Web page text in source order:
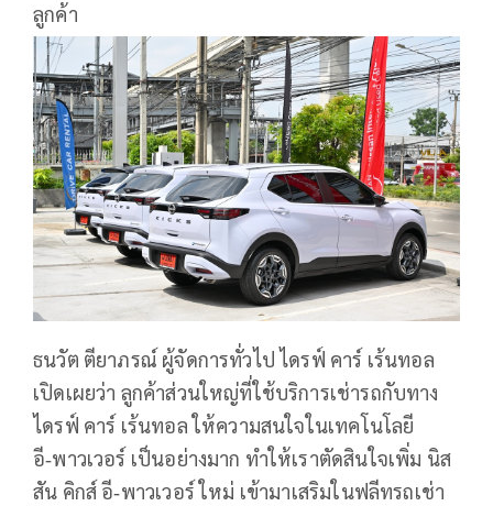
ลูกค้า
ธนวัต ตียาภรณ์ ผู้จัดการทั่วไป ไดรฟ์ คาร์ เร้นทอล
เปิดเผยว่า ลูกค้าส่วนใหญ่ที่ใช้บริการเช่ารถกับทาง
ไดรฟ์ คาร์ เร้นทอล ให้ความสนใจในเทคโนโลยี
อี‑พาวเวอร์ เป็นอย่างมาก ทำให้เราตัดสินใจเพิ่ม นิส
สัน คิกส์ อี‑พาวเวอร์ ใหม่ เข้ามาเสริมในฟลีทรถเช่า